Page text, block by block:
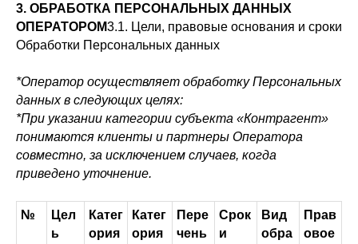
3. ОБРАБОТКА ПЕРСОНАЛЬНЫХ ДАННЫХ
ОПЕРАТОРОМ3.1. Цели, правовые основания и сроки
Обработки Персональных данных
*Оператор осуществляет обработку Персональных
данных в следующих целях:
*При указании категории субъекта «Контрагент»
понимаются клиенты и партнеры Оператора
совместно, за исключением случаев, когда
приведено уточнение.
№
Цел
ь
Катег
ория
Катег
ория
Пере
чень
Срок
и
Вид
обра
Прав
овое